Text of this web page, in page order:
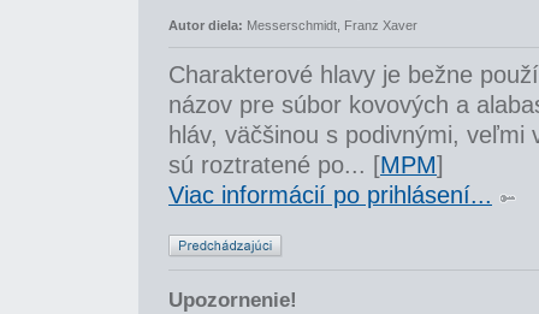
Autor diela: Messerschmidt, Franz Xaver
Charakterové hlavy je bežne
názov pre súbor kovových a
hláv, väčšinou s podivnými, veľmi
sú roztratené po... [MPM]
Viac informácií po prihlásení...
Upozornenie!